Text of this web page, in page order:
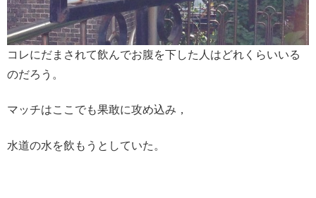
コレにだまされて飲んでお腹を下した人はどれくらいいる
のだろう。
マッチはここでも果敢に攻め込み，
水道の水を飲もうとしていた。